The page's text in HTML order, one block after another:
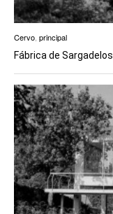
Cervo principal
Fábrica de Sargadelos